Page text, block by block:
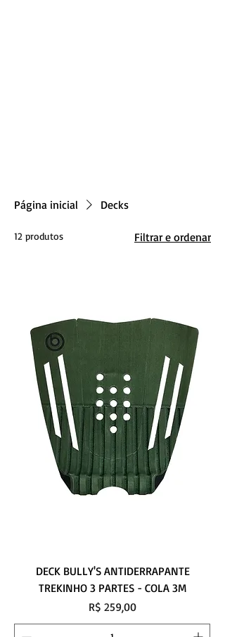
Página inicial Decks
12 produtos Filtrar e ordenar
DECK BULLY'S ANTIDERRAPANTE
TREKINHO 3 PARTES - COLA 3M
Preço
R$ 259,00